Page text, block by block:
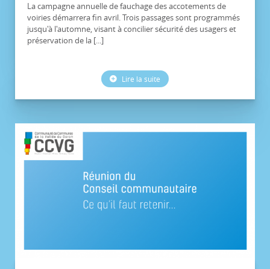
La campagne annuelle de fauchage des accotements de
voiries démarrera fin avril. Trois passages sont programmés
jusqu'à l'automne, visant à concilier sécurité des usagers et
préservation de la [...]
Lire la suite